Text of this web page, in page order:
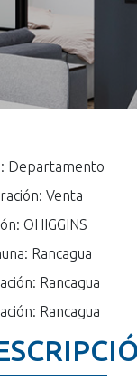
Departamento
Venta
OHIGGINS
Rancagua
Rancagua
Rancagua